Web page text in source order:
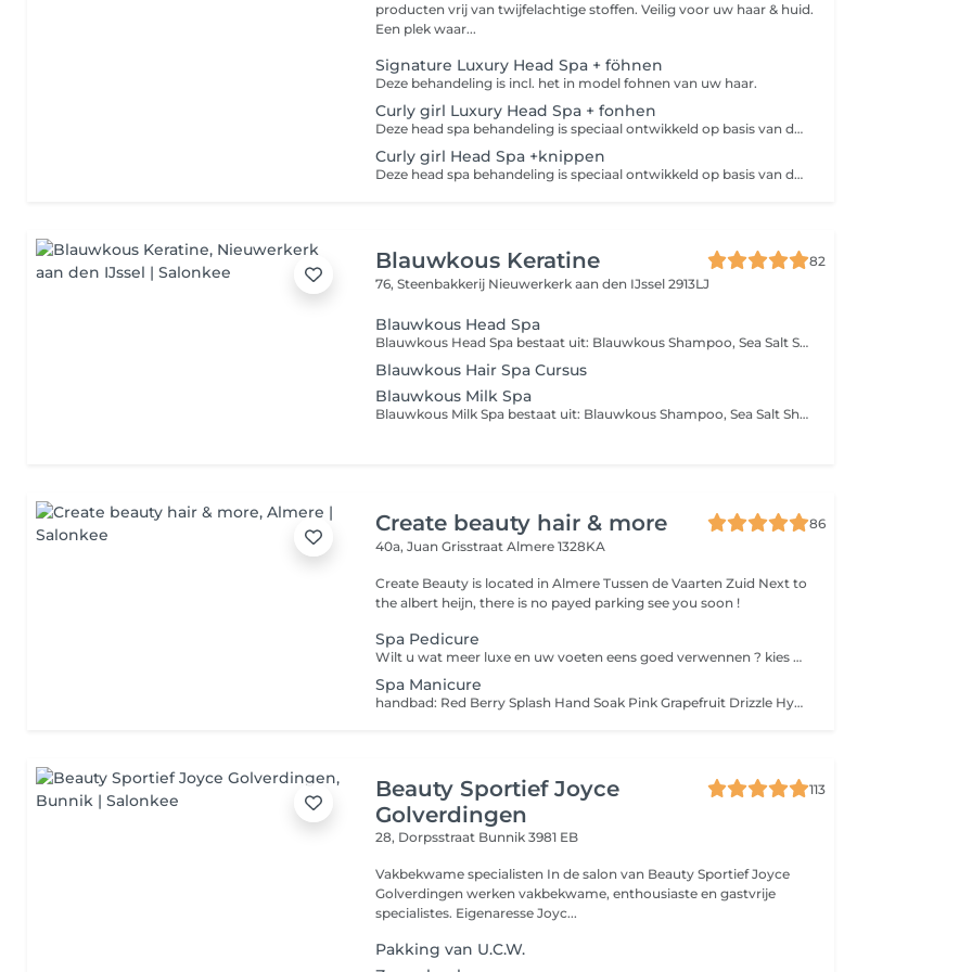
producten vrij van twijfelachtige stoffen. Veilig voor uw haar & huid.
Een plek waar...
Signature Luxury Head Spa + föhnen
Deze behandeling is incl. het in model fohnen van uw haar.
Curly girl Luxury Head Spa + fonhen
Deze head spa behandeling is speciaal ontwikkeld op basis van de Curly girl method. Dus is ook alleen geschikt voor mensen met krullen en is incl. het drogen van uw krullen.
Curly girl Head Spa +knippen
Deze head spa behandeling is speciaal ontwikkeld op basis van de Curly girl method. Dus is ook alleen geschikt voor mensen met krullen.
Blauwkous Keratine
82
76, Steenbakkerij Nieuwerkerk aan den IJssel 2913LJ
Blauwkous Head Spa
Blauwkous Head Spa bestaat uit: Blauwkous Shampoo, Sea Salt Shampoo, Detox Modder, Blauwkous Hair Tonic, Blauwkous Botox, Blauwkous Hair Growing Serum, stoomcabine voor haar en gezicht met Koreaans skincare masker! Verwen jezelf en je haar!
Blauwkous Hair Spa Cursus
Blauwkous Milk Spa
Blauwkous Milk Spa bestaat uit: Blauwkous Shampoo, Sea Salt Shampoo, Detox Modder, Blauwkous Hair Tonic, Blauwkous Milk, Blauwkous Botox, Blauwkous Hair Growing Serum, stoomcabine voor haar en gezicht met Koreaans skincare masker! Verwen jezelf en je haar!
Create beauty hair & more
86
40a, Juan GrisstraatAlmere 1328KA
Create Beauty is located in Almere Tussen de Vaarten Zuid Next to
the albert heijn, there is no payed parking see you soon !
Spa Pedicure
Wilt u wat meer luxe en uw voeten eens goed verwennen ? kies dan voor de SPA PEDICURE! tijdens deze behandeling ondergaat u de standaard pedicure en meer. hier geniet u extra lang van de meest lekker ruikende bessen \ pepermunt verwerkt in een super zacht makende scrub , masker en massage en LOS bij te boeken voetenbad massage ook uiteraard eventueel af te sluiten met een mooie gellac
Spa Manicure
handbad: Red Berry Splash Hand Soak Pink Grapefruit Drizzle Hygiene Spray Mulberry & Pomegranate Sorbet Hand Scrub In vorm vijlen van de nagels Verzorgen van de nagelriemen Wild Berry Butter Hand Mask Cranberry Sensation Hand Treatment Massage Nagelriemolie Handcrème Nagelplaat glans of gellac (exclusief gellac verwijderen 5,-)
Beauty Sportief Joyce
Golverdingen
113
28, Dorpsstraat Bunnik 3981 EB
Vakbekwame specialisten In de salon van Beauty Sportief Joyce
Golverdingen werken vakbekwame, enthousiaste en gastvrije
specialistes. Eigenaresse Joyc...
Pakking van U.C.W.